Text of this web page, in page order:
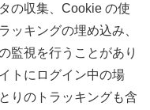
の収集、Cookie の使
ッキングの埋め込み、
監視を行うことがあり
トにログイン中の場
りのトラッキングも含